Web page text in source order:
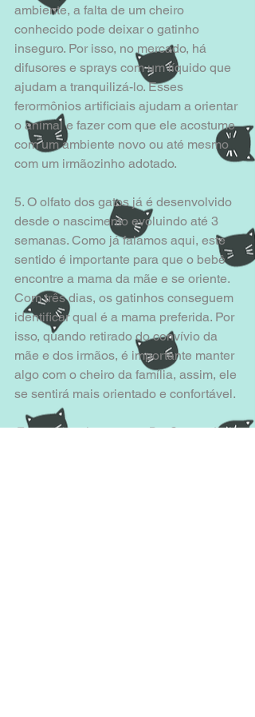
ambiente, a falta de um cheiro
conhecido pode deixar o gatinho
inseguro. Por isso, no mercado, há
difusores e sprays com um líquido que
ajudam a tranquilizá-lo. Esses
ferormônios artificiais ajudam a orientar
o animal e fazer com que ele acostume
com um ambiente novo ou até mesmo
com um irmãozinho adotado.
5. O olfato dos gatos já é desenvolvido
desde o nascimento evoluindo até 3
semanas. Como já falamos aqui, este
sentido é importante para que o bebê
encontre a mama da mãe e se oriente.
Com três dias, os gatinhos conseguem
identificar qual é a mama preferida. Por
isso, quando retirado do convívio da
mãe e dos irmãos, é importante manter
algo com o cheiro da família, assim, ele
se sentirá mais orientado e confortável.
Fonte: Livro Larousse - Do Gato e do